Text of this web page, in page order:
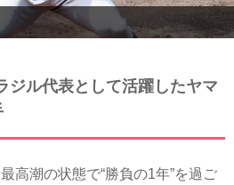
ジル代表として活躍したヤマ
高潮の状態で“勝負の1年”を過ご